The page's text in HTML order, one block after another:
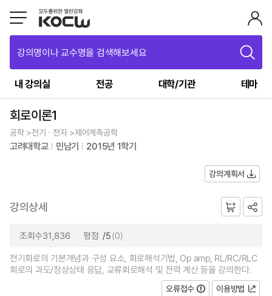
강의명이나 교수명을 검색해보세요
내 강의실 전공 대학/기관 테마
회로이론1
공학 >전기ㆍ전자 >제어계측공학
고려대학교 민남기 2015년 1학기
강의계획서
강의상세
조회수31,836 평점 /5(0)
전기회로의 기본개념과 구성 요소, 회로해석기법, Op amp, RL/RC/RLC
회로의 과도/정상상태 응답, 교류회로해석 및 전력 계산 등을 강의한다.
오류접수
이용방법